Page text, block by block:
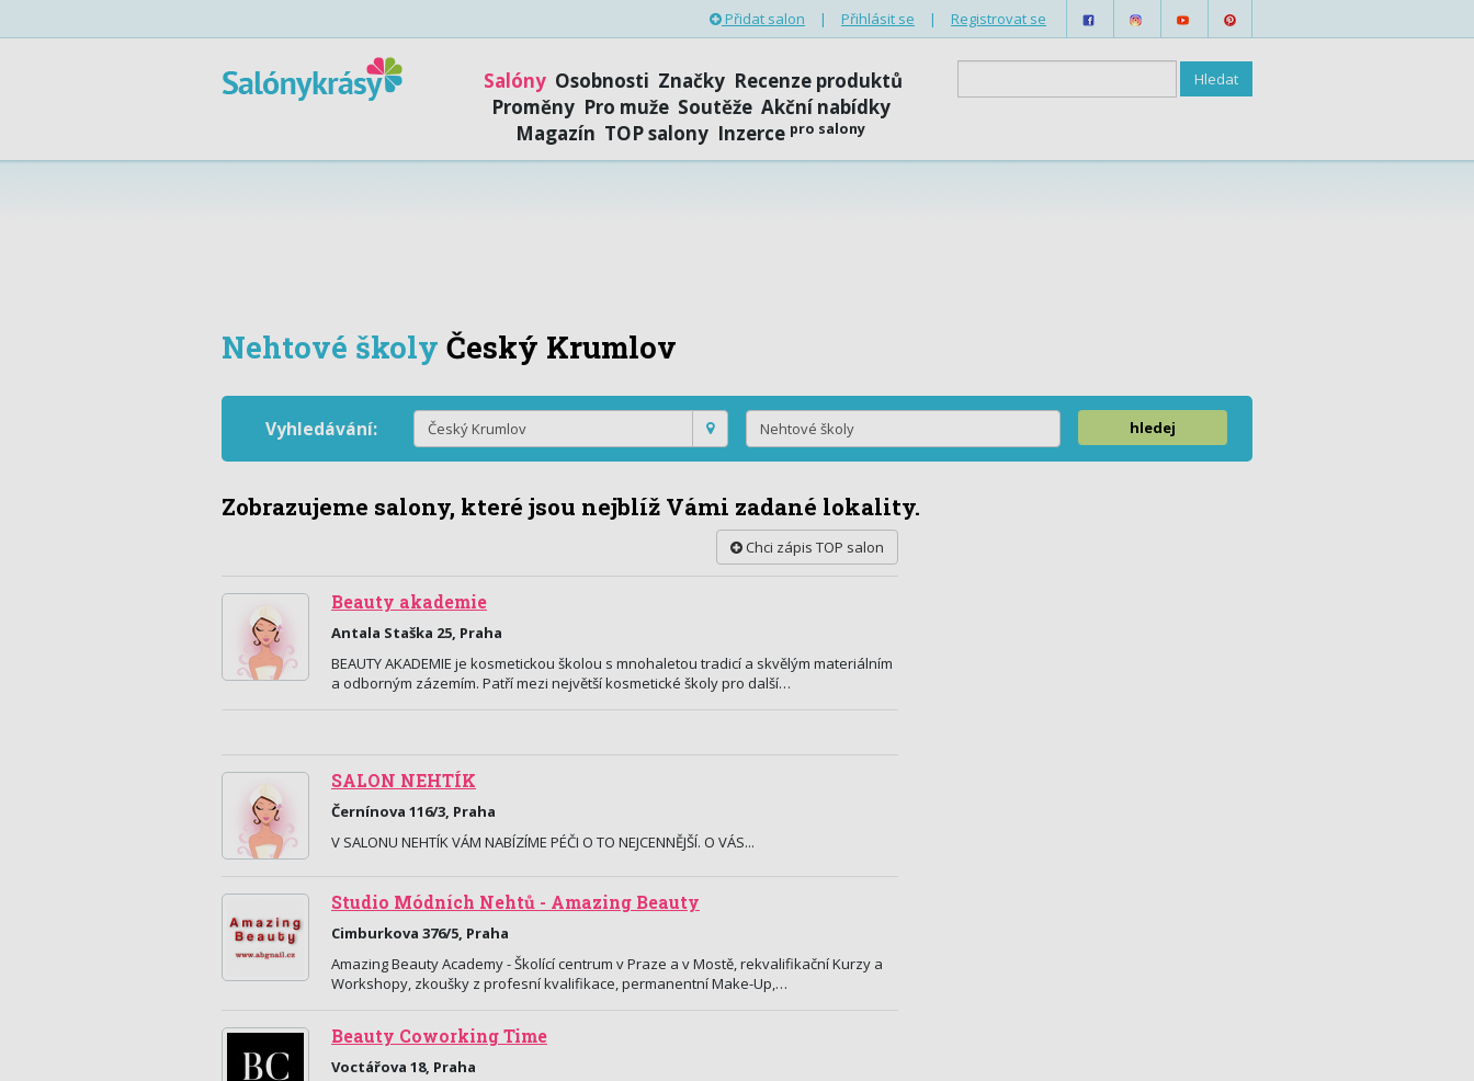
Přidat salon | Přihlásit se | Registrovat se
Salóny Osobnosti Značky Recenze produktů
Proměny Pro muže Soutěže Akční nabídky
Magazín TOP salony Inzerce pro salony
Nehtové školy Český Krumlov
Vyhledávání: hledej
Zobrazujeme salony, které jsou nejblíž Vámi zadané lokality.
Chci zápis TOP salon
Beauty akademie
Antala Staška 25, Praha
BEAUTY AKADEMIE je kosmetickou školou s mnohaletou tradicí a skvělým materiálním
a odborným zázemím. Patří mezi největší kosmetické školy pro další…
SALON NEHTÍK
Černínova 116/3, Praha
V SALONU NEHTÍK VÁM NABÍZÍME PÉČI O TO NEJCENNĚJŠÍ. O VÁS...
Studio Módních Nehtů - Amazing Beauty
Cimburkova 376/5, Praha
Amazing Beauty Academy - Školící centrum v Praze a v Mostě, rekvalifikační Kurzy a
Workshopy, zkoušky z profesní kvalifikace, permanentní Make-Up,…
Beauty Coworking Time
Voctářova 18, Praha